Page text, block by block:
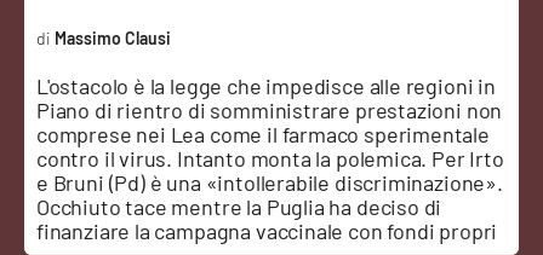
Ambiente
Cronaca
Cultura
L'ostacolo è la legge che impedisce alle regioni in
Piano di rientro di somministrare prestazioni non
comprese nei Lea come il farmaco sperimentale
contro il virus. Intanto monta la polemica. Per Irto
e Bruni (Pd) è una «intollerabile discriminazione».
Occhiuto tace mentre la Puglia ha deciso di
finanziare la campagna vaccinale con fondi propri
Massimo Clausi